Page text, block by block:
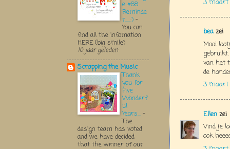
3 maart
bea zei
Mooi
van het
de
3 maart
Ellen zei
Vind je
ook
e #68
Reminde
r.....:) -
You can
find all the infomation
HERE (big smile)
10 jaar geleden
Scrapping the Music
Thank
you for
Five
Wonderf
ul
Years... -
The
design team has voted
and we have decided
that the winner of our